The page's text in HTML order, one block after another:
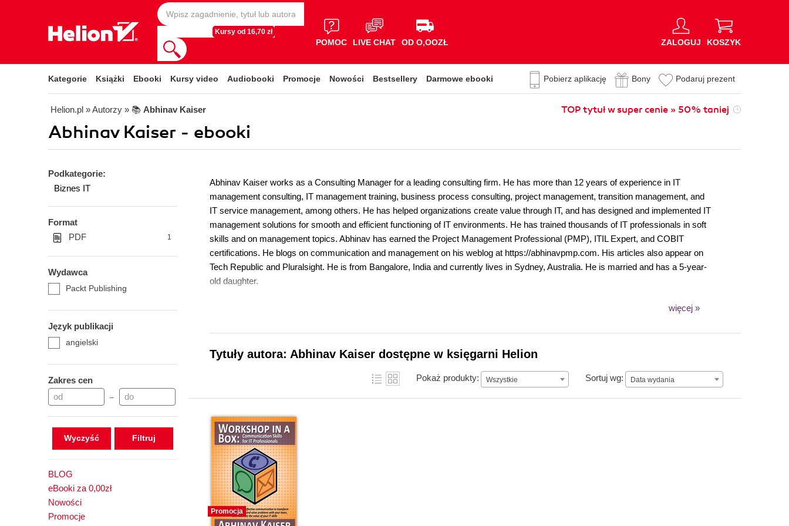
Kursy od 16,70 zł
POMOC LIVE CHAT OD O,OOZŁ ZALOGUJ KOSZYK
Kategorie Książki Ebooki Kursy video Audiobooki Promocje Nowości Bestsellery Darmowe ebooki Pobierz aplikację Bony Podaruj prezent
Helion.pl » Autorzy » 📚 Abhinav Kaiser TOP tytuł w super cenie » 50% taniej
Abhinav Kaiser - ebooki
Podkategorie:
Biznes IT
Format
PDF
1
Wydawca
Packt Publishing
Język publikacji
angielski
Zakres cen
–
Wyczyść
BLOG
eBooki za 0,00zł
Nowości
Promocje
Abhinav Kaiser works as a Consulting Manager for a leading consulting firm. He has more than 12 years of experience in IT
management consulting, IT management training, business process consulting, project management, transition management, and
IT service management, among others. He has helped organizations create value through IT, and has designed and implemented IT
management solutions for smooth and efficient functioning of IT environments. He has trained thousands of IT professionals in soft
skills and on management topics. Abhinav has earned the Project Management Professional (PMP), ITIL Expert, and COBIT
certifications. He blogs on communication and management on his weblog at https://abhinavpmp.com. His articles also appear on
Tech Republic and Pluralsight. He is from Bangalore, India and currently lives in Sydney, Australia. He is married and has a 5-year-
old daughter.
więcej »
Tytuły autora: Abhinav Kaiser dostępne w księgarni Helion
Pokaż produkty: Wszystkie Sortuj wg: Data wydania
Data wydania
Promocja